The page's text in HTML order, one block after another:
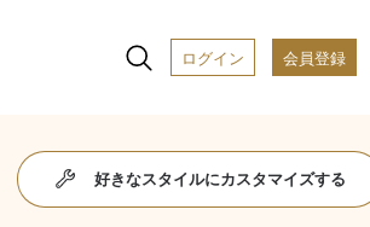
ログイン 会員登録
好きなスタイルにカスタマイズする